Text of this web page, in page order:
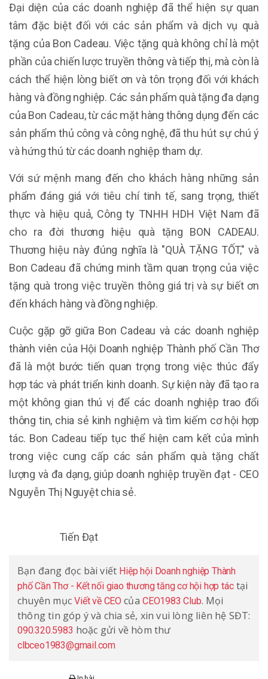
Đại diện của các doanh nghiệp đã thể hiện sự quan
tâm đặc biệt đối với các sản phẩm và dịch vụ quà
tặng của Bon Cadeau. Việc tặng quà không chỉ là một
phần của chiến lược truyền thông và tiếp thị, mà còn là
cách thể hiện lòng biết ơn và tôn trọng đối với khách
hàng và đồng nghiệp. Các sản phẩm quà tặng đa dạng
của Bon Cadeau, từ các mặt hàng thông dụng đến các
sản phẩm thủ công và công nghệ, đã thu hút sự chú ý
và hứng thú từ các doanh nghiệp tham dự.
Với sứ mệnh mang đến cho khách hàng những sản
phẩm đáng giá với tiêu chí tinh tế, sang trọng, thiết
thực và hiệu quả, Công ty TNHH HDH Việt Nam đã
cho ra đời thương hiệu quà tặng BON CADEAU.
Thương hiệu này đúng nghĩa là "QUÀ TẶNG TỐT," và
Bon Cadeau đã chứng minh tầm quan trọng của việc
tặng quà trong việc truyền thông giá trị và sự biết ơn
đến khách hàng và đồng nghiệp.
Cuộc gặp gỡ giữa Bon Cadeau và các doanh nghiệp
thành viên của Hội Doanh nghiệp Thành phố Cần Thơ
đã là một bước tiến quan trọng trong việc thúc đẩy
hợp tác và phát triển kinh doanh. Sự kiện này đã tạo ra
một không gian thú vị để các doanh nghiệp trao đổi
thông tin, chia sẻ kinh nghiệm và tìm kiếm cơ hội hợp
tác. Bon Cadeau tiếp tục thể hiện cam kết của mình
trong việc cung cấp các sản phẩm quà tặng chất
lượng và đa dạng, giúp doanh nghiệp truyền đạt - CEO
Nguyễn Thị Nguyệt chia sẻ.
Tiến Đạt
Bạn đang đọc bài viết Hiệp hội Doanh nghiệp Thành
phố Cần Thơ - Kết nối giao thương tăng cơ hội hợp táctại
chuyên mụcViết về CEO củaCEO1983 Club. Mọi
thông tin góp ý và chia sẻ, xin vui lòng liên hệ SĐT:
090.320.5983 hoặc gửi về hòm thư
clbceo1983@gmail.com